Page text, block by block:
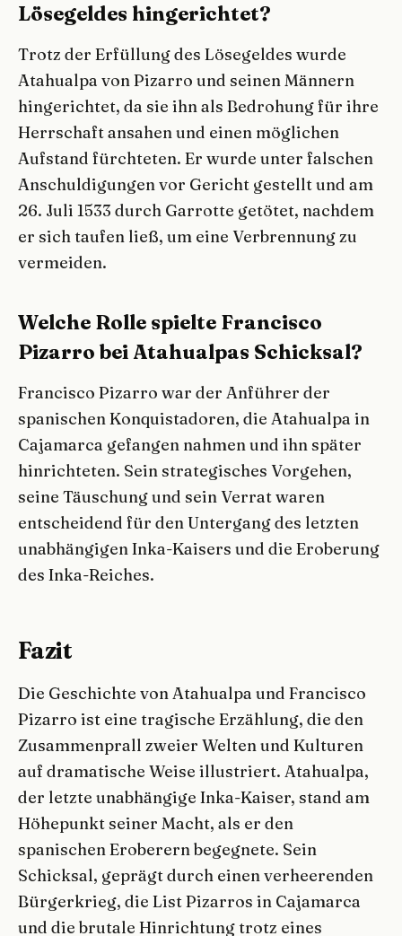
Lösegeldes hingerichtet?
Trotz der Erfüllung des Lösegeldes wurde
Atahualpa von Pizarro und seinen Männern
hingerichtet, da sie ihn als Bedrohung für ihre
Herrschaft ansahen und einen möglichen
Aufstand fürchteten. Er wurde unter falschen
Anschuldigungen vor Gericht gestellt und am
26. Juli 1533 durch Garrotte getötet, nachdem
er sich taufen ließ, um eine Verbrennung zu
vermeiden.
Welche Rolle spielte Francisco
Pizarro bei Atahualpas Schicksal?
Francisco Pizarro war der Anführer der
spanischen Konquistadoren, die Atahualpa in
Cajamarca gefangen nahmen und ihn später
hinrichteten. Sein strategisches Vorgehen,
seine Täuschung und sein Verrat waren
entscheidend für den Untergang des letzten
unabhängigen Inka-Kaisers und die Eroberung
des Inka-Reiches.
Fazit
Die Geschichte von Atahualpa und Francisco
Pizarro ist eine tragische Erzählung, die den
Zusammenprall zweier Welten und Kulturen
auf dramatische Weise illustriert. Atahualpa,
der letzte unabhängige Inka-Kaiser, stand am
Höhepunkt seiner Macht, als er den
spanischen Eroberern begegnete. Sein
Schicksal, geprägt durch einen verheerenden
Bürgerkrieg, die List Pizarros in Cajamarca
und die brutale Hinrichtung trotz eines